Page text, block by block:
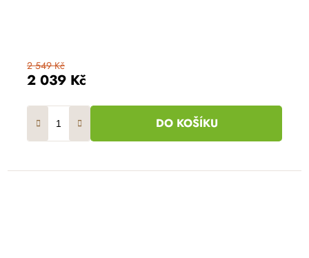
2 039 Kč
2 549 Kč
DO KOŠÍKU